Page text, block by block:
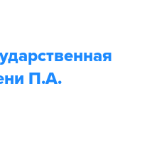
П.А.